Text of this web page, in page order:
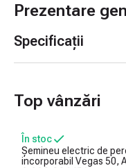
Prezentare
Specificații
Top vânzări
În stoc
Șemineu electric de
incorporabil Vegas 50,